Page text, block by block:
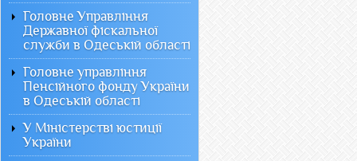
Головне Управління
Державної фіскальної
служби в Одеській області
Головне управління
Пенсійного фонду України
в Одеській області
У Міністерстві юстиції
України